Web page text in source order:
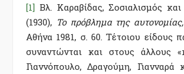
[1] Βλ. Καραβίδας, Σοσιαλισμός και
(1930), Το πρόβλημα της αυτονομίας,
Αθήνα 1981, σ. 60. Τέτοιου είδους
συναντώνται και στους άλλους
Γιαννόπουλο, Δραγούμη, Γιανναρά